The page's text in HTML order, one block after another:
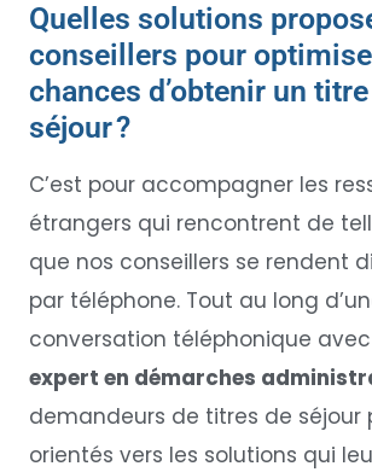
Quelles solutions
conseillers pour
chances d’obtenir un
séjour ?
C’est pour accompagner les
étrangers qui rencontrent de
que nos conseillers se rendent
par téléphone. Tout au long
conversation téléphonique
expert en démarches
demandeurs de titres de séjour
orientés vers les solutions qui